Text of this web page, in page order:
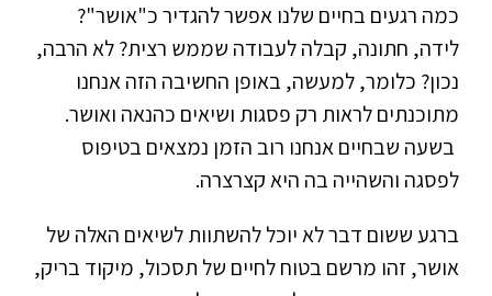
כמה רגעים בחיים שלנו אפשר להגדיר כ"אושר"?
לידה, חתונה, קבלה לעבודה שממש רצית? לא הרבה,
נכון? כלומר, למעשה, באופן החשיבה הזה אנחנו
מתוכנתים לראות רק פסגות ושיאים כהנאה ואושר.
בשעה שבחיים אנחנו רוב הזמן נמצאים בטיפוס
לפסגה והשהייה בה היא קצרצרה.
ברגע ששום דבר לא יוכל להשתוות לשיאים האלה של
אושר, זהו מרשם בטוח לחיים של תסכול, מיקוד בריק,